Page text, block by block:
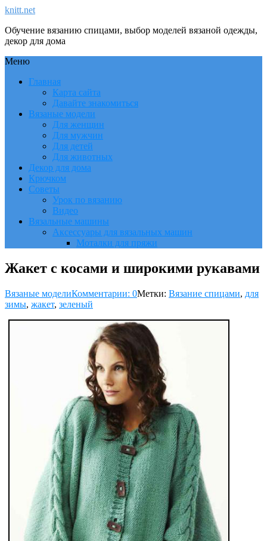
knitt.net
Обучение вязанию спицами, выбор моделей вязаной одежды,
декор для дома
Меню
Главная
Карта сайта
Давайте знакомиться
Вязаные модели
Для женщин
Для мужчин
Для детей
Для животных
Декор для дома
Крючком
Советы
Урок по вязанию
Видео
Вязальные машины
Аксессуары для вязальных машин
Моталки для пряжи
Жакет с косами и широкими рукавами
Вязаные моделиКомментарии: 0Метки: Вязание спицами, для
зимы, жакет, зеленый